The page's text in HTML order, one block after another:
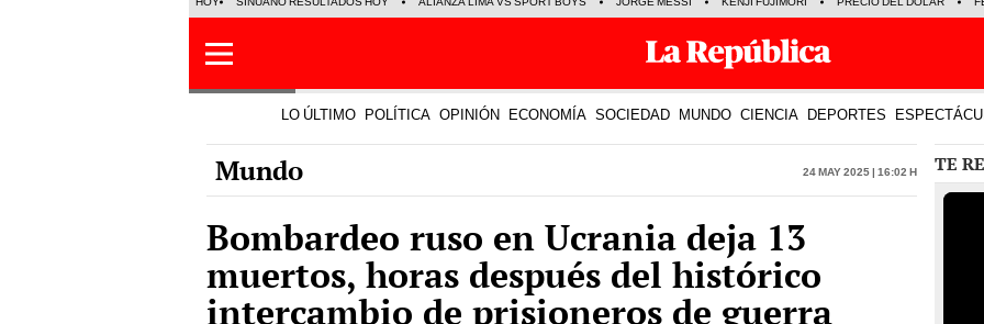
LO ÚLTIMO POLÍTICA OPINIÓN ECONOMÍA SOCIEDAD MUNDO CIENCIA DEPORTES
Mundo 24 May 2025 | 16:02 h
Bombardeo ruso en Ucrania deja 13
muertos, horas después del histórico
intercambio de prisioneros de guerra
TE